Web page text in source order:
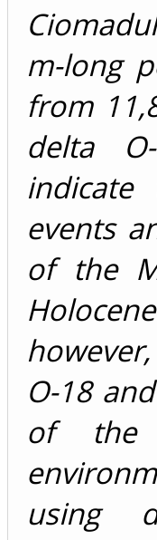
m-long
from
delta
indicate
events
of the
O-18
of the
using